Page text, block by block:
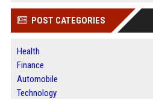
POST CATEGORIES
Health
Finance
Automobile
Technology